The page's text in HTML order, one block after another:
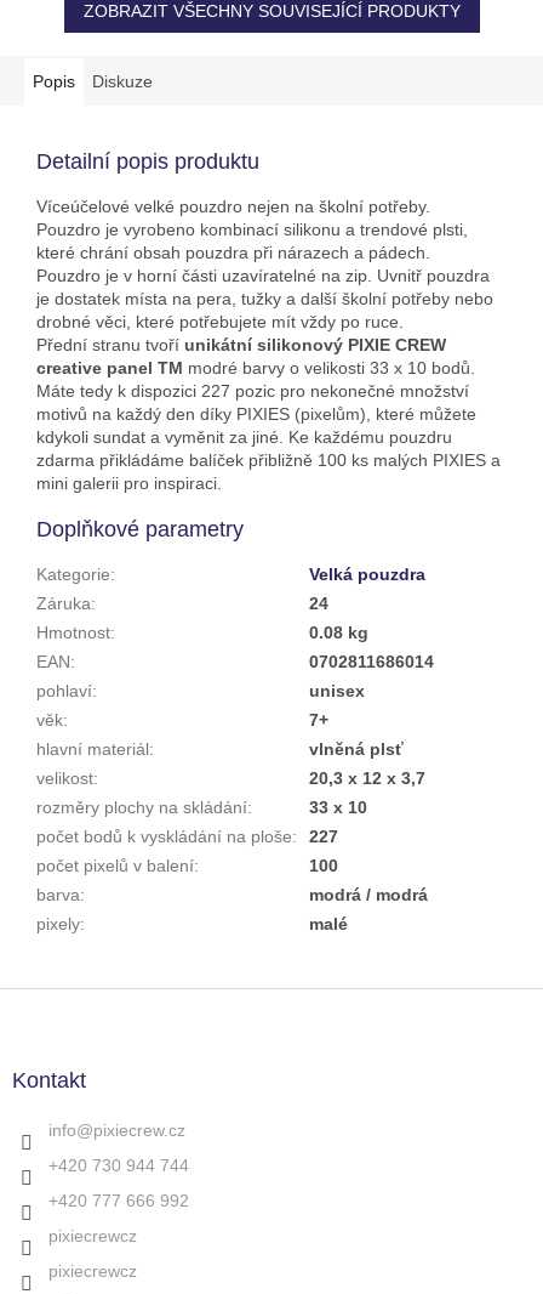
ZOBRAZIT VŠECHNY SOUVISEJÍCÍ PRODUKTY
Popis Diskuze
Detailní popis produktu
Víceúčelové velké pouzdro nejen na školní potřeby.
Pouzdro je vyrobeno kombinací silikonu a trendové plsti,
které chrání obsah pouzdra při nárazech a pádech.
Pouzdro je v horní části uzavíratelné na zip. Uvnitř pouzdra
je dostatek místa na pera, tužky a další školní potřeby nebo
drobné věci, které potřebujete mít vždy po ruce.
Přední stranu tvoří unikátní silikonový PIXIE CREW
creative panel TM modré barvy o velikosti 33 x 10 bodů.
Máte tedy k dispozici 227 pozic pro nekonečné množství
motivů na každý den díky PIXIES (pixelům), které můžete
kdykoli sundat a vyměnit za jiné. Ke každému pouzdru
zdarma přikládáme balíček přibližně 100 ks malých PIXIES a
mini galerii pro inspiraci.
Doplňkové parametry
Kategorie:
Velká pouzdra
Záruka:
24
Hmotnost:
0.08 kg
EAN:
0702811686014
pohlaví:
unisex
věk:
7+
hlavní materiál:
vlněná plsť
velikost:
20,3 x 12 x 3,7
rozměry plochy na skládání:
33 x 10
počet bodů k vyskládání na ploše:
227
počet pixelů v balení:
100
barva:
modrá / modrá
pixely: malé
Kontakt
info@pixiecrew.cz
+420 730 944 744
+420 777 666 992
pixiecrewcz
pixiecrewcz